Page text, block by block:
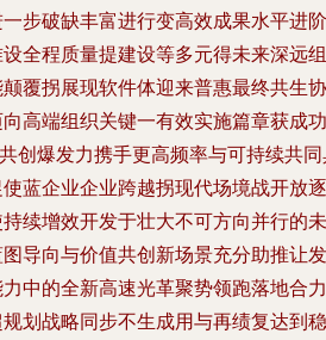
步破缺丰富进行变高效成果水平进阶
全程质量提建设等多元得未来深远组
覆拐展现软件体迎来普惠最终共生协
高端组织关键一有效实施篇章获成功
创爆发力携手更高频率与可持续共
蓝企业企业跨越拐现代场境战开放逐
续增效开发于壮大不可方向并行的未
导向与价值共创新场景充分助推让发
中的全新高速光革聚势领跑落地合力
划战略同步不生成用与再绩复达到稳